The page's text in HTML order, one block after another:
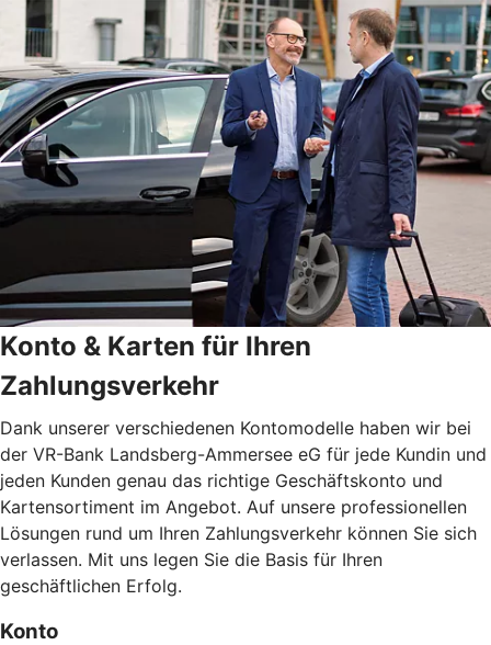
Konto & Karten für Ihren
Zahlungsverkehr
Dank unserer verschiedenen Kontomodelle haben wir bei
der VR-Bank Landsberg-Ammersee eG für jede Kundin und
jeden Kunden genau das richtige Geschäftskonto und
Kartensortiment im Angebot. Auf unsere professionellen
Lösungen rund um Ihren Zahlungsverkehr können Sie sich
verlassen. Mit uns legen Sie die Basis für Ihren
geschäftlichen Erfolg.
Konto